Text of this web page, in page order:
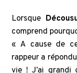
Lorsque
comprend
« A cause de
rappeur a
vie ! J’ai grandi